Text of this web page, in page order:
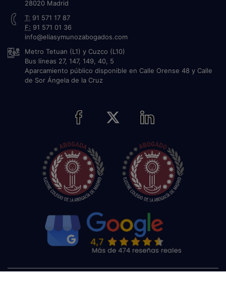
28020 Madrid
T: 91 571 17 87
F: 91 571 01 36
info@eliasymunozabogados.com
Metro Tetuan (L1) y Cuzco (L10)
Bus líneas 27, 147, 149, 40, 5
Aparcamiento público disponible en Calle Orense 48 y Calle
de Sor Ángela de la Cruz